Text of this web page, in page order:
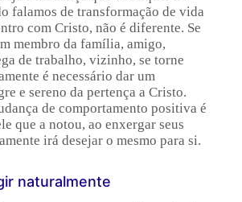
falamos de transformação de vida
com Cristo, não é diferente. Se
membro da família, amigo,
de trabalho, vizinho, se torne
é necessário dar um
e sereno da pertença a Cristo.
de comportamento positiva é
que a notou, ao enxergar seus
irá desejar o mesmo para si.
naturalmente